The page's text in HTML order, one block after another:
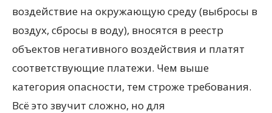
воздействие на окружающую среду (выбросы в
воздух, сбросы в воду), вносятся в реестр
объектов негативного воздействия и платят
соответствующие платежи. Чем выше
категория опасности, тем строже требования.
Всё это звучит сложно, но для